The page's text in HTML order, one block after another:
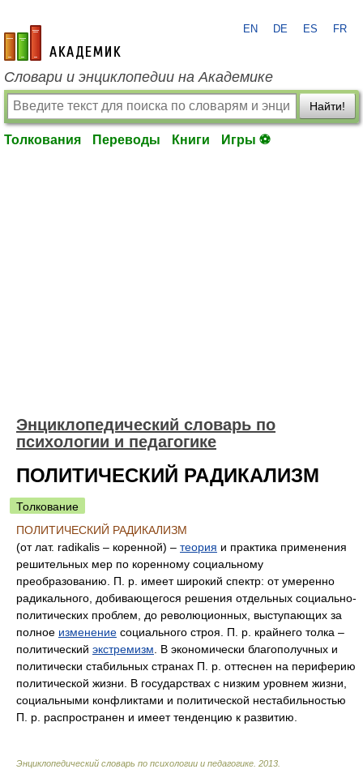
academic.ru
EN DE ES FR
Словари и энциклопедии на Академике
Найти!
Толкования Переводы Книги Игры ⚽
Энциклопедический словарь по
психологии и педагогике
ПОЛИТИЧЕСКИЙ РАДИКАЛИЗМ
Толкование
ПОЛИТИЧЕСКИЙ РАДИКАЛИЗМ
(от лат. radikalis – коренной) – теория и практика применения
решительных мер по коренному социальному
преобразованию. П. р. имеет широкий спектр: от умеренно
радикального, добивающегося решения отдельных социально-
политических проблем, до революционных, выступающих за
полное изменение социального строя. П. р. крайнего толка –
политический экстремизм . В экономически благополучных и
политически стабильных странах П. р. оттеснен на периферию
политической жизни. В государствах с низким уровнем жизни,
социальными конфликтами и политической нестабильностью
П. р. распространен и имеет тенденцию к развитию.
Энциклопедический словарь по психологии и педагогике 2013